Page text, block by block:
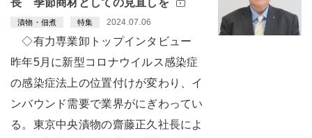
長 季節商材としての見直しを
漬物・佃煮 特集 2024.07.06
◇有力専業卸トップインタビュー
昨年5月に新型コロナウイルス感染症
の感染症法上の位置付けが変わり、イ
ンバウンド需要で業界がにぎわってい
る。東京中央漬物の齋藤正久社長によ